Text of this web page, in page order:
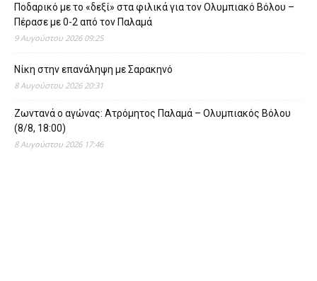
Ποδαρικό με το «δεξί» στα φιλικά για τον Ολυμπιακό Βόλου –
Πέρασε με 0-2 από τον Παλαμά
9 Αυγούστου 2026 09:25
Νίκη στην επανάληψη με Σαρακηνό
8 Αυγούστου 2026 20:31
Ζωντανά ο αγώνας: Ατρόμητος Παλαμά – Ολυμπιακός Βόλου
(8/8, 18:00)
8 Αυγούστου 2026 17:46